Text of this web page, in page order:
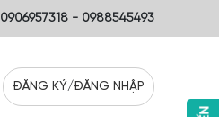
0906957318 - 0988545493
ĐĂNG KÝ/ĐĂNG NHẬP